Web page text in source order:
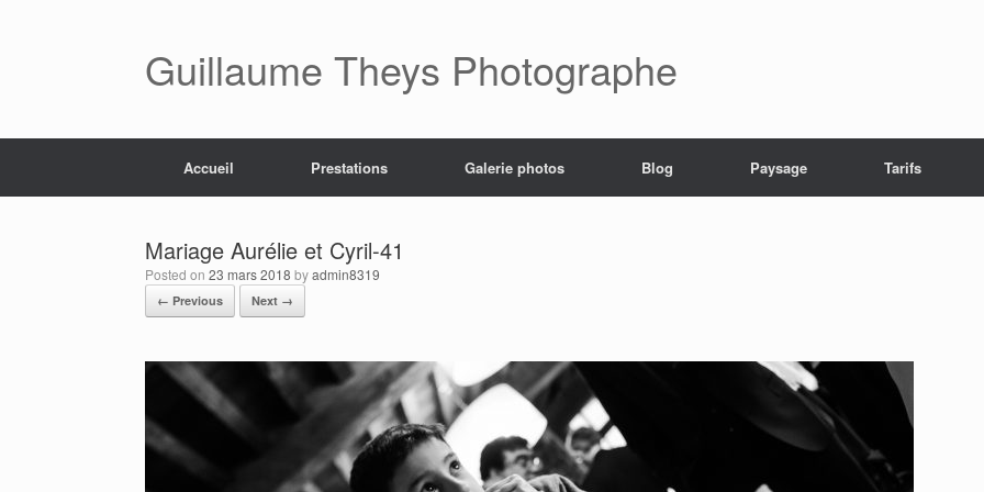
Guillaume Theys Photographe
Accueil Prestations Galerie photos Blog Paysage Tarifs
Mariage Aurélie et Cyril-41
Posted on 23 mars 2018 byadmin8319
← Previous Next →